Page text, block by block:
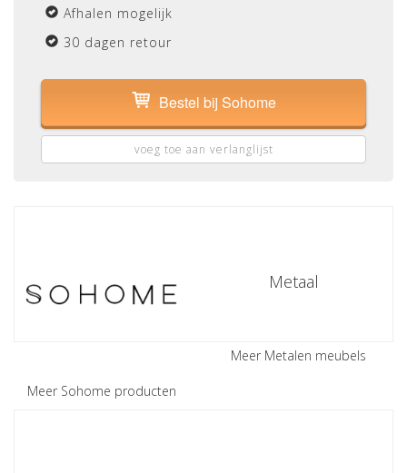
Afhalen mogelijk
30 dagen retour
Bestel bij Sohome
voeg toe aan verlanglijst
Meer Sohome producten
Metaal
Meer Metalen meubels